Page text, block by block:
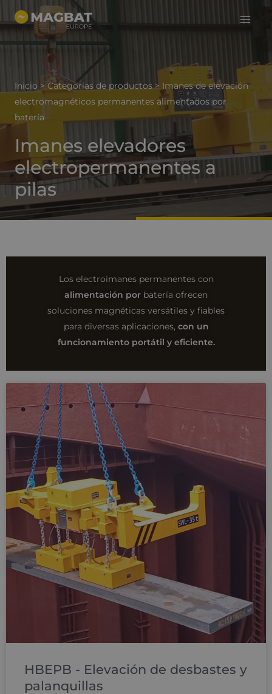
al
contenido
Menú
Inicio >Categorías de productos> Imanes de elevación
electromagnéticos permanentes alimentados por
batería
Imanes elevadores
electropermanentes a
pilas
Los electroimanes permanentes con
alimentación por batería ofrecen
soluciones magnéticas versátiles y fiables
para diversas aplicaciones, con un
funcionamiento portátil y eficiente.
HBEPB - Elevación de desbastes y
palanquillas